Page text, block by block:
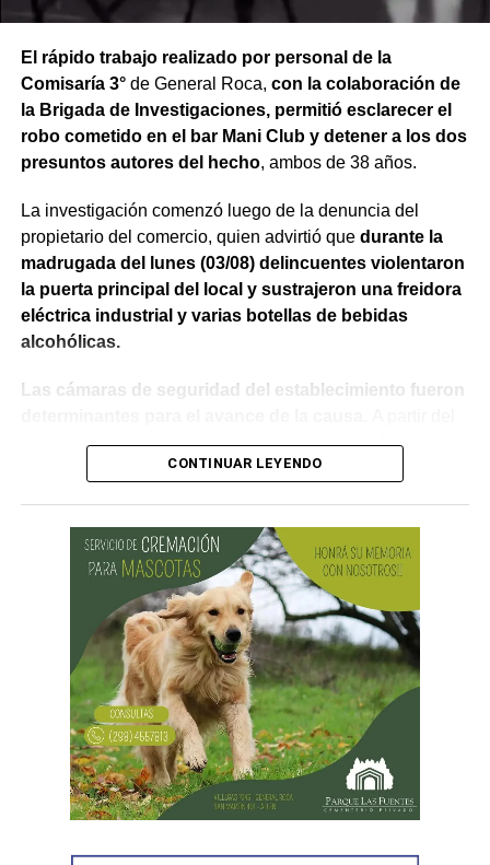
El rápido trabajo realizado por personal de la
Comisaría 3°de General Roca, con la colaboración de
la Brigada de Investigaciones, permitió esclarecer el
robo cometido en el bar Mani Club y detener a los dos
presuntos autores del hecho, ambos de 38 años.
La investigación comenzó luego de la denuncia del
propietario del comercio, quien advirtió que durante la
madrugada del lunes (03/08) delincuentes violentaron
la puerta principal del local y sustrajeron una freidora
eléctrica industrial y varias botellas de bebidas
alcohólicas.
Las cámaras de seguridad del establecimiento fueron
análisis de las imágenes,los investigadores lograron
identificar a los dos sospechosos, quienes quedaron
Durante recorridas preventivas realizadas en distintos
sectores de la ciudad,efectivos de la Comisaría 3°
localizaron primero a uno de los hombres y, horas
más tarde, al segundo. Ambos vestían la misma
indumentaria observada en las filmaciones del robo,
por lo que fueron detenidos por disposición del fiscal de
Posteriormente, personal del Gabinete de Criminalística
realizó las diligencias periciales correspondientes, entre
ellas el registro fotográfico de las prendas utilizadas por
investigación que continúa bajo la órbita del Ministerio
CONTINUAR LEYENDO